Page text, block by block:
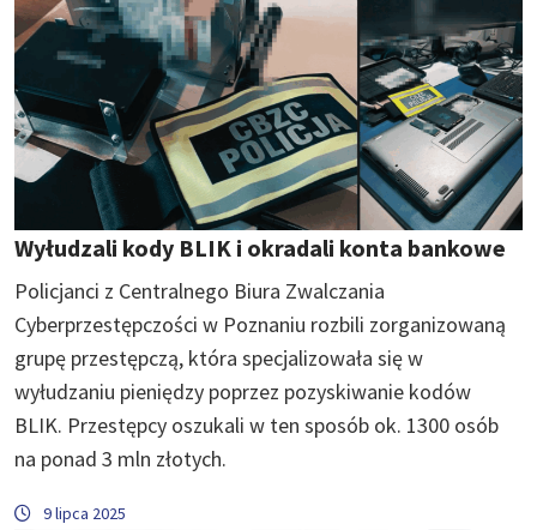
Wyłudzali kody BLIK i okradali konta bankowe
Policjanci z Centralnego Biura Zwalczania
Cyberprzestępczości w Poznaniu rozbili zorganizowaną
grupę przestępczą, która specjalizowała się w
wyłudzaniu pieniędzy poprzez pozyskiwanie kodów
BLIK. Przestępcy oszukali w ten sposób ok. 1300 osób
na ponad 3 mln złotych.
9 lipca 2025